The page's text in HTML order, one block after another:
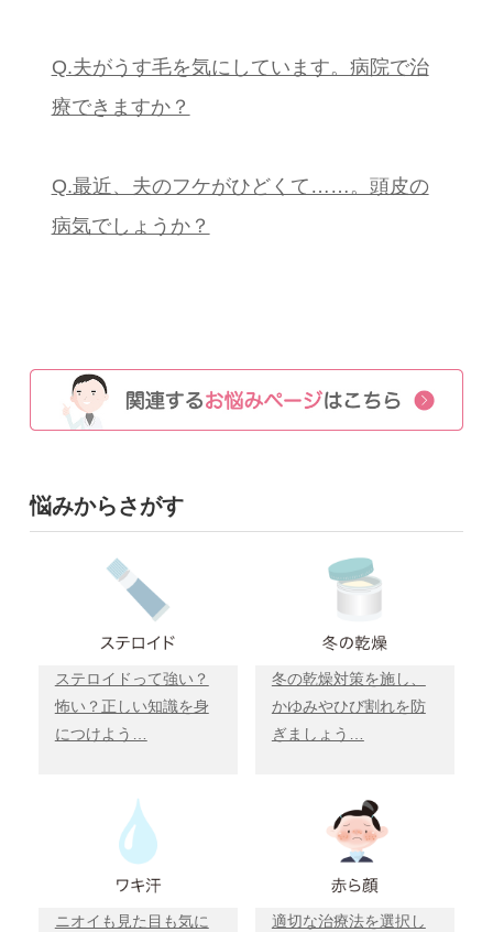
Q.夫がうす毛を気にしています。病院で治
療できますか？
Q.最近、夫のフケがひどくて……。頭皮の
病気でしょうか？
悩みからさがす
ステロイドって強い？
怖い？正しい知識を身
につけよう…
冬の乾燥対策を施し、
かゆみやひび割れを防
ぎましょう…
ニオイも見た目も気に
適切な治療法を選択し